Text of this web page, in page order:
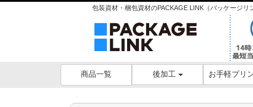
包装資材・梱包資材のPACKAGE LINK（パッケージリ
商品一覧 後加工 お手軽プリ